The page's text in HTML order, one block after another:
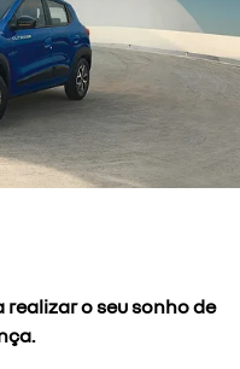
o seu sonho de